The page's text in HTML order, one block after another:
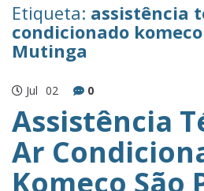
Etiqueta: assistência
condicionado
Mutinga
Jul 02 0
Assistência
Ar
Komeco São